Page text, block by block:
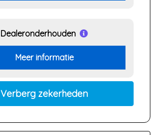
Dealeronderhouden
Meer informatie
Verberg zekerheden